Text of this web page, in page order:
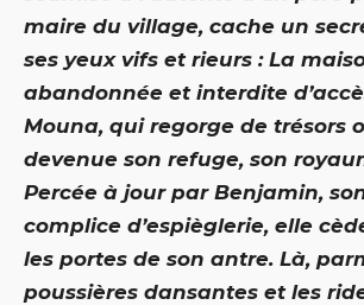
maire du village, cache un
ses yeux vifs et rieurs : La
abandonnée et interdite
Mouna, qui regorge de trésors
devenue son refuge, son
Percée à jour par Benjamin,
complice d’espièglerie, elle
les portes de son antre. Là,
poussières dansantes et les